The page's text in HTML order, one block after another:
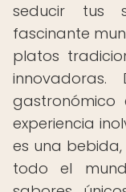
seducir tus
fascinante
platos
gastronómico
experiencia
es una bebida,
todo el